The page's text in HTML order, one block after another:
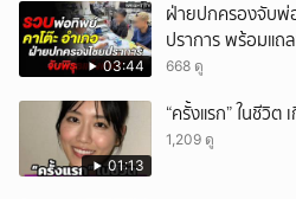
03:44
ฝ่ายปกครองจับพ่
ปราการ พร้อมแถ
แม่สอด
668 ดู
01:13
“ครั้งแรก” ในชีวิ
1,209 ดู